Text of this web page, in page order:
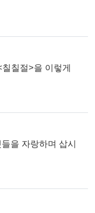
칠절>을 이렇게
을 자랑하며 삽시